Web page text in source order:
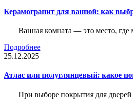
Керамогранит для ванной: как
Ванная комната — это место,
Подробнее
25.12.2025
Атлас или полуглянцевый: какое
При выборе покрытия для